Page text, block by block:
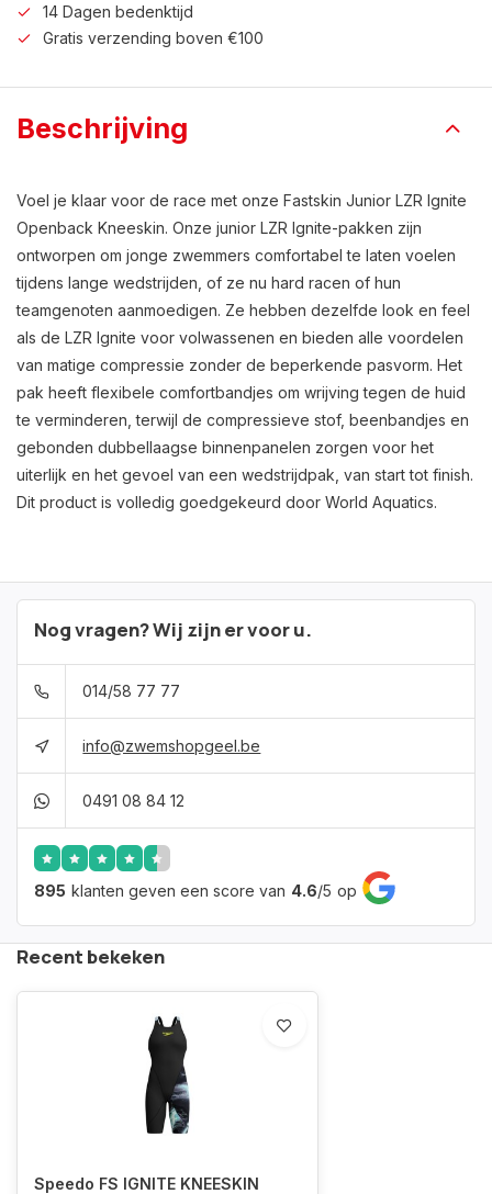
14 Dagen bedenktijd
Gratis verzending boven €100
Beschrijving
Voel je klaar voor de race met onze Fastskin Junior LZR Ignite
Openback Kneeskin. Onze junior LZR Ignite-pakken zijn
ontworpen om jonge zwemmers comfortabel te laten voelen
tijdens lange wedstrijden, of ze nu hard racen of hun
teamgenoten aanmoedigen. Ze hebben dezelfde look en feel
als de LZR Ignite voor volwassenen en bieden alle voordelen
van matige compressie zonder de beperkende pasvorm. Het
pak heeft flexibele comfortbandjes om wrijving tegen de huid
te verminderen, terwijl de compressieve stof, beenbandjes en
gebonden dubbellaagse binnenpanelen zorgen voor het
uiterlijk en het gevoel van een wedstrijdpak, van start tot finish.
Dit product is volledig goedgekeurd door World Aquatics.
Nog vragen? Wij zijn er voor u.
014/58 77 77
info@zwemshopgeel.be
0491 08 84 12
895 klanten geven een score van 4.6/5 op
Recent bekeken
Speedo FS IGNITE KNEESKIN